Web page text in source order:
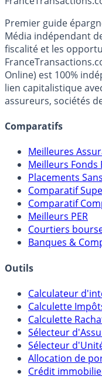
France
Premier guide
Média indépendant
fiscalité et les
Online) est 100%
assureurs, sociétés
Comparatifs
Meilleures
Meilleurs Fonds
Placements
Comparatif
Comparatif
Meilleurs PER
Banques &
Outils
Calculateur
Calculette
Calculette
Sélecteur
Sélecteur